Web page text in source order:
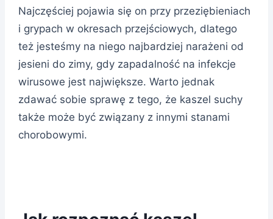
Najczęściej pojawia się on przy przeziębieniach
i grypach w okresach przejściowych, dlatego
też jesteśmy na niego najbardziej narażeni od
jesieni do zimy, gdy zapadalność na infekcje
wirusowe jest największe. Warto jednak
zdawać sobie sprawę z tego, że kaszel suchy
także może być związany z innymi stanami
chorobowymi.